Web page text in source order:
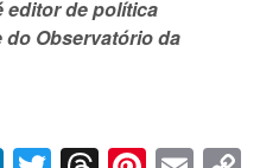
editor de política
do Observatório da